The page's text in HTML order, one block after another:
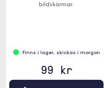
bildskärmar.
Finns i lager, skickas i morgon
99 kr